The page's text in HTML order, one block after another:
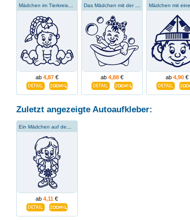
Mädchen im Tierkreiszeichen Skorpion
ab 4,87€
Das Mädchen mit der Seifenblase
ab 4,88€ ab 4,90€
Zuletzt angezeigte Autoaufkleber:
Ein Mädchen auf dem Weg zur Schule
ab 4,11 €